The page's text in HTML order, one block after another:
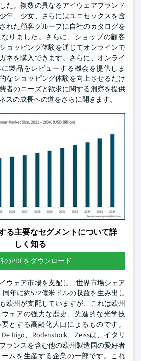
た。複数の異なるアイウェアブランド
年、少女、さらにはユニセックスを含
れた顧客グループに自社のカタログを
りました。さらに、ショップの顧客
ョッピング体験を通じてオンラインで
ネを購入できます。さらに、オンライ
製品をレビューする機会を提供しま
なショッピング体験を向上させるだけ
者のニーズと欲求に関する洞察を提供
スの成長への道をさらに開きます。
る主要なセグメントについて詳
しく知る
のPDFをダウンロード
ウェア市場を支配し、世界市場シェア
同年に約572億米ドルの収益を生み出し
欧州が支配していますが、これは欧州
ェアの強力な歴史、先進的な光学技
とする高齢化人口によるものです。
Rigo、Rodenstock、Zeissは、イタリ
ランスを含む他の欧州製造国の愛好者
ムを生産する企業の一部です。これ